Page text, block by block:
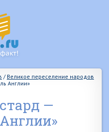
/ Великое переселение народов
Англии»
—